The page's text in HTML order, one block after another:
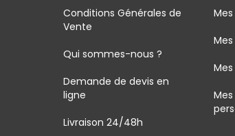
Conditions Générales de
Vente
Qui sommes-nous ?
Demande de devis en
ligne
Livraison 24/48h